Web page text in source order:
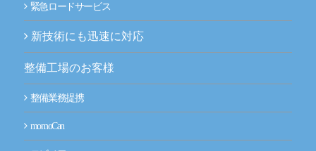
緊急ロードサービス
新技術にも迅速に対応
整備工場のお客様
整備業務提携
momoCan